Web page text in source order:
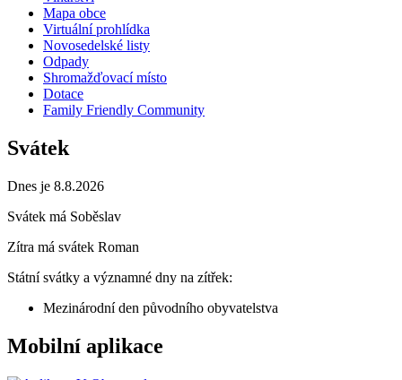
Mapa obce
Virtuální prohlídka
Novosedelské listy
Odpady
Shromažďovací místo
Dotace
Family Friendly Community
Svátek
Dnes je 8.8.2026
Svátek má Soběslav
Zítra má svátek Roman
Státní svátky a významné dny na zítřek:
Mezinárodní den původního obyvatelstva
Mobilní aplikace